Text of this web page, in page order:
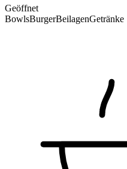
Geöffnet
BowlsBurgerBeilagenGetränke